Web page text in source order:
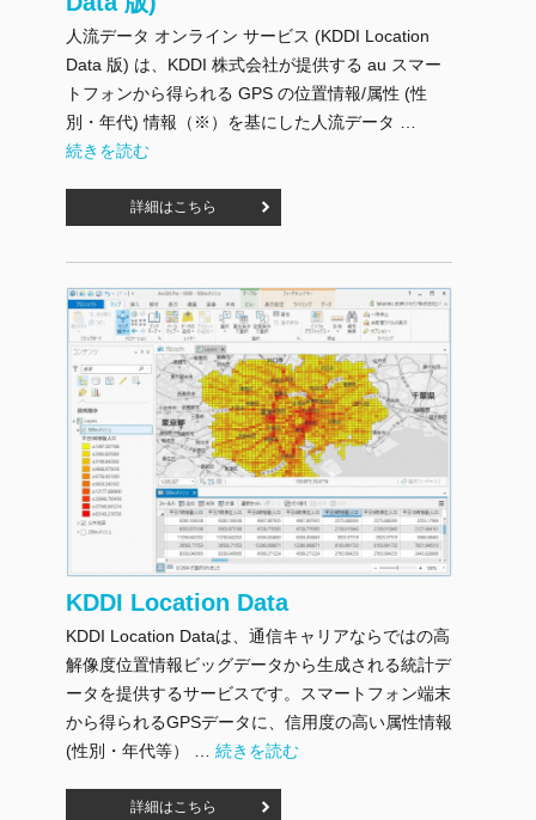
人流データ オンライン サービス (KDDI Location
Data 版) は、KDDI 株式会社が提供する au スマー
トフォンから得られる GPS の位置情報/属性 (性
別・年代) 情報（※）を基にした人流データ …
"Online Suite：人流データ オンライン サービス (KDDI
続きを読む
詳細はこちら
KDDI Location Data
KDDI Location Dataは、通信キャリアならではの高
解像度位置情報ビッグデータから生成される統計デ
ータを提供するサービスです。スマートフォン端末
から得られるGPSデータに、信用度の高い属性情報
(性別・年代等） … "KDDI Location Data" の
続きを読む
詳細はこちら